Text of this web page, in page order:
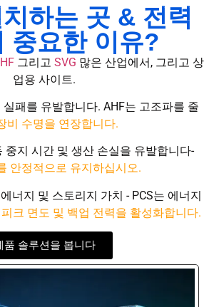
하는 곳 & 전력
중요한 이유?
그리고 SVG 많은 산업에서, 그리고 상
업용 사이트.
패를 유발합니다. AHF는 고조파를 줄
비 수명을 연장합니다.
중지 시간 및 생산 손실을 유발합니다-
안정적으로 유지하십시오.
너지 및 스토리지 가치 - PCS는 에너지
피크 면도 및 백업 전력을 활성화합니다.
품 솔루션을 봅니다